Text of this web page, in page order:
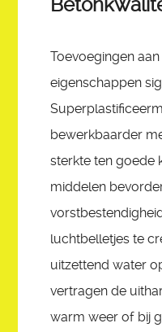
Toevoegingen
eigenschappen
bewerkbaarder
sterkte ten goede
middelen
luchtbelletjes te
uitzettend water
vertragen de
warm weer of bij